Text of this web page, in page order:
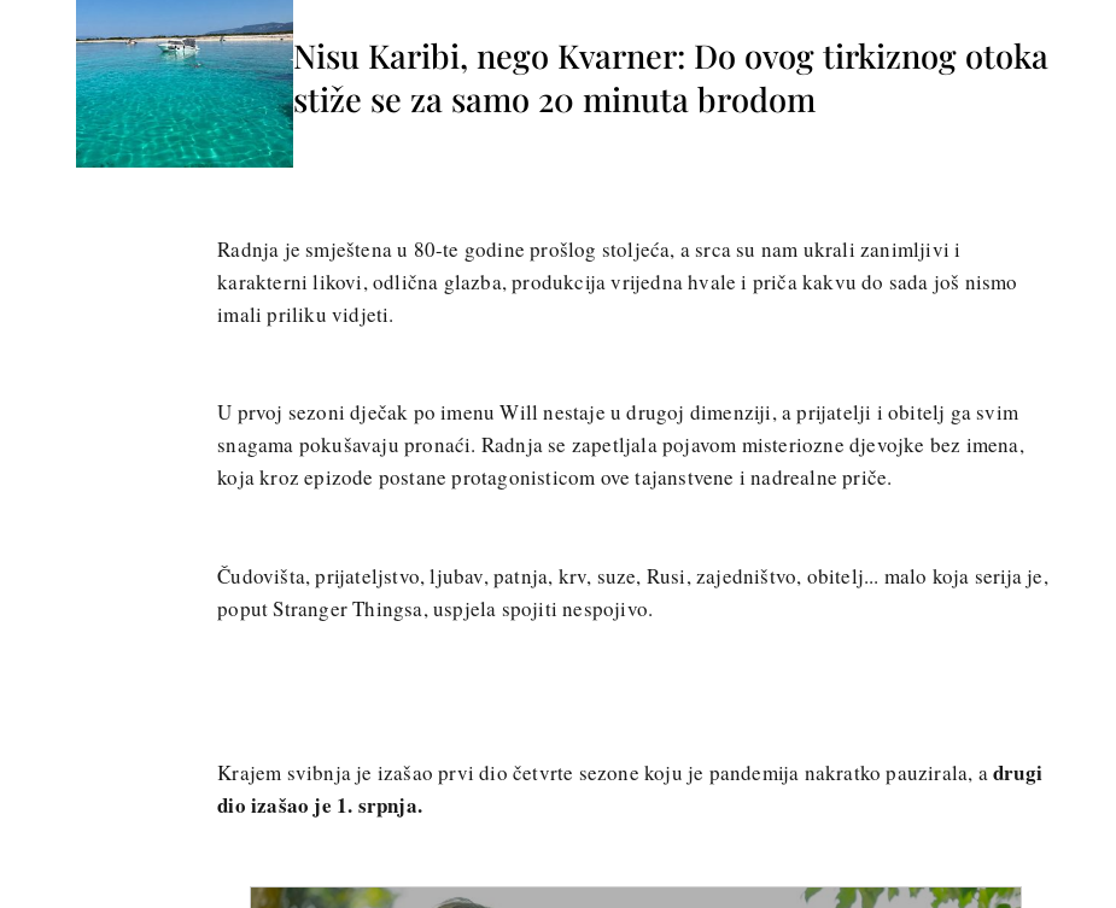
Nisu Karibi, nego Kvarner: Do ovog tirkiznog otoka
stiže se za samo 20 minuta brodom
Radnja je smještena u 80-te godine prošlog stoljeća, a srca su nam ukrali zanimljivi i
karakterni likovi, odlična glazba, produkcija vrijedna hvale i priča kakvu do sada još nismo
imali priliku vidjeti.
U prvoj sezoni dječak po imenu Will nestaje u drugoj dimenziji, a prijatelji i obitelj ga svim
snagama pokušavaju pronaći. Radnja se zapetljala pojavom misteriozne djevojke bez imena,
koja kroz epizode postane protagonisticom ove tajanstvene i nadrealne priče.
Čudovišta, prijateljstvo, ljubav, patnja, krv, suze, Rusi, zajedništvo, obitelj... malo koja serija je,
poput Stranger Thingsa, uspjela spojiti nespojivo.
Krajem svibnja je izašao prvi dio četvrte sezone koju je pandemija nakratko pauzirala, a drugi
dio izašao je 1. srpnja.